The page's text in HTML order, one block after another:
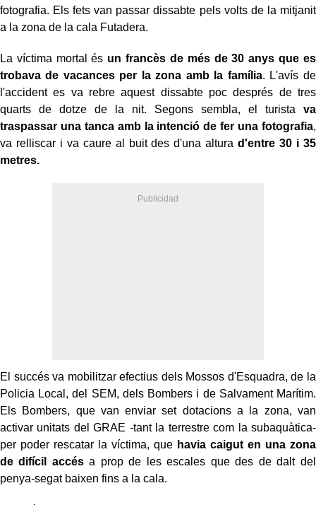
fotografia. Els fets van passar dissabte pels volts de la mitjanit
a la zona de la cala Futadera.
La víctima mortal és un francès de més de 30 anys que es
trobava de vacances per la zona amb la família. L'avís de
l'accident es va rebre aquest dissabte poc després de tres
quarts de dotze de la nit. Segons sembla, el turista va
traspassar una tanca amb la intenció de fer una fotografia,
va relliscar i va caure al buit des d'una alturad'entre 30 i 35
metres.
El succés va mobilitzar efectius dels Mossos d'Esquadra, de la
Policia Local, del SEM, dels Bombers i de Salvament Marítim.
Els Bombers, que van enviar set dotacions a la zona, van
activar unitats del GRAE -tant la terrestre com la subaquàtica-
per poder rescatar la víctima, que havia caigut en una zona
de difícil accés a prop de les escales que des de dalt del
penya-segat baixen fins a la cala.